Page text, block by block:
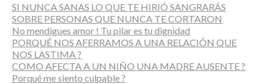
SI NUNCA SANAS LO QUE TE HIRIÓ SANGRARÁS
SOBRE PERSONAS QUE NUNCA TE CORTARON
No mendigues amor ! Tu pilar es tu dignidad
PORQUÉ NOS AFERRAMOS A UNA RELACIÓN QUE
NOS LASTIMA ?
COMO AFECTA A UN NIÑO UNA MADRE AUSENTE ?
Porqué me siento culpable ?